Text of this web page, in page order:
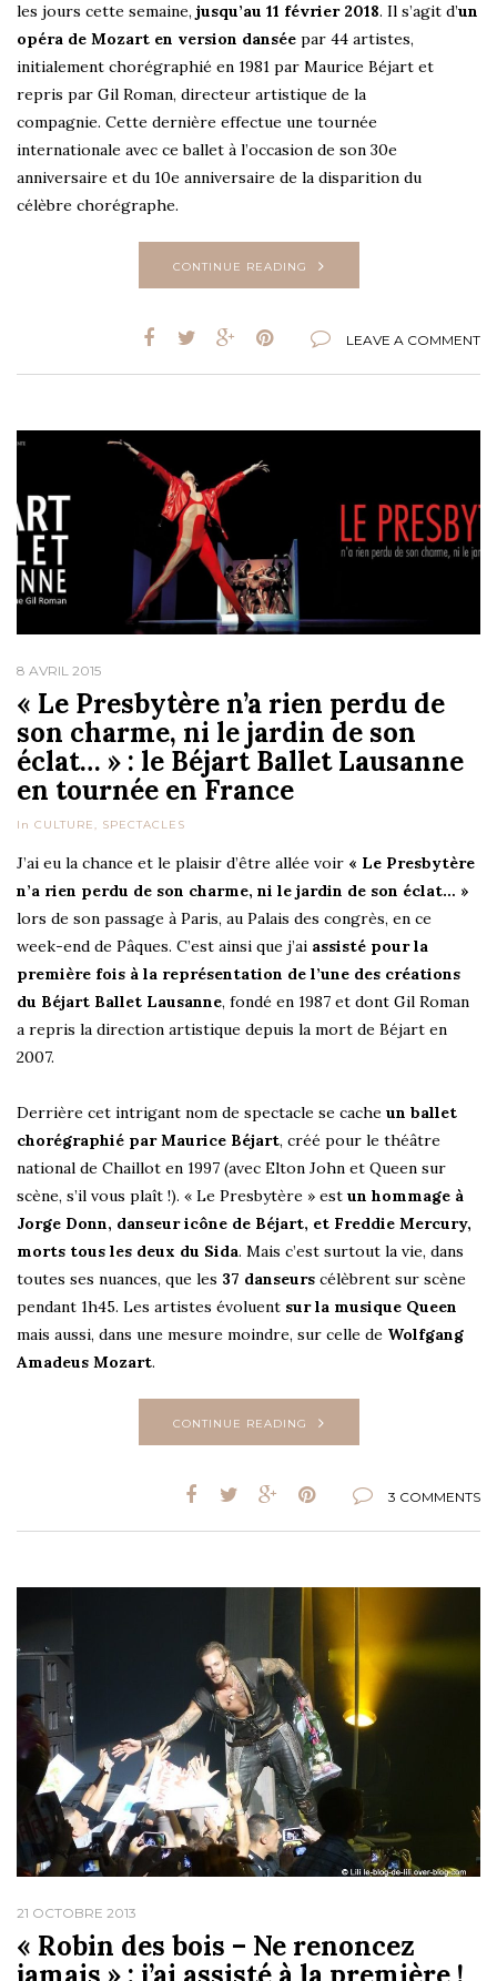
les jours cette semaine, jusqu’au 11 février 2018. Il s’agit d’un
opéra de Mozart en version dansée par 44 artistes,
initialement chorégraphié en 1981 par Maurice Béjart et
repris par Gil Roman, directeur artistique de la
compagnie. Cette dernière effectue une tournée
internationale avec ce ballet à l’occasion de son 30e
anniversaire et du 10e anniversaire de la disparition du
célèbre chorégraphe.
CONTINUE READING
LEAVE A COMMENT
8 AVRIL 2015
« Le Presbytère n’a rien perdu de
son charme, ni le jardin de son
éclat… » : le Béjart Ballet Lausanne
en tournée en France
In CULTURE SPECTACLES
J’ai eu la chance et le plaisir d’être allée voir « Le Presbytère
n’a rien perdu de son charme, ni le jardin de son éclat… »
lors de son passage à Paris, au Palais des congrès, en ce
week-end de Pâques. C’est ainsi que j’ai assisté pour la
première fois à la représentation de l’une des créations
du Béjart Ballet Lausanne, fondé en 1987 et dont Gil Roman
a repris la direction artistique depuis la mort de Béjart en
2007.
Derrière cet intrigant nom de spectacle se cache un ballet
chorégraphié par Maurice Béjart, créé pour le théâtre
national de Chaillot en 1997 (avec Elton John et Queen sur
scène, s’il vous plaît !). « Le Presbytère » est un hommage à
Jorge Donn, danseur icône de Béjart, et Freddie Mercury,
morts tous les deux du Sida. Mais c’est surtout la vie, dans
toutes ses nuances, que les 37 danseurs célèbrent sur scène
pendant 1h45. Les artistes évoluent sur la musique Queen
mais aussi, dans une mesure moindre, sur celle de Wolfgang
Amadeus Mozart.
CONTINUE READING
3 COMMENTS
21 OCTOBRE 2013
« Robin des bois – Ne renoncez